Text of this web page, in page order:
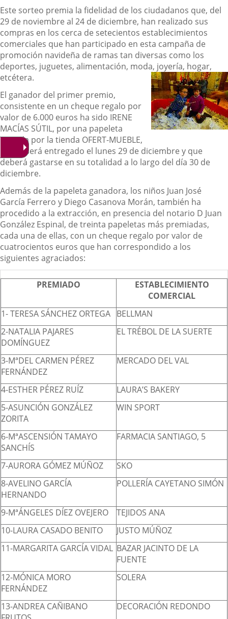
Este sorteo premia la fidelidad de los ciudadanos que, del
29 de noviembre al 24 de diciembre, han realizado sus
compras en los cerca de setecientos establecimientos
comerciales que han participado en esta campaña de
promoción navideña de ramas tan diversas como los
deportes, juguetes, alimentación, moda, joyería, hogar,
etcétera.
El ganador del primer premio,
consistente en un cheque regalo por
valor de 6.000 euros ha sido IRENE
MACÍAS SÚTIL, por una papeleta
emitida por la tienda OFERT-MUEBLE,
que le será entregado el lunes 29 de diciembre y que
deberá gastarse en su totalidad a lo largo del día 30 de
diciembre.
Además de la papeleta ganadora, los niños Juan José
García Ferrero y Diego Casanova Morán, también ha
procedido a la extracción, en presencia del notario D Juan
González Espinal, de treinta papeletas más premiadas,
cada una de ellas, con un cheque regalo por valor de
cuatrocientos euros que han correspondido a los
siguientes agraciados:
PREMIADO
ESTABLECIMIENTO
COMERCIAL
1- TERESA SÁNCHEZ ORTEGA BELLMAN
2-NATALIA PAJARES
DOMÍNGUEZ
EL TRÉBOL DE LA SUERTE
3-MªDEL CARMEN PÉREZ
FERNÁNDEZ
MERCADO DEL VAL
4-ESTHER PÉREZ RUÍZ
LAURA’S BAKERY
5-ASUNCIÓN GONZÁLEZ
ZORITA
WIN SPORT
6-MªASCENSIÓN TAMAYO
SANCHÍS
FARMACIA SANTIAGO, 5
7-AURORA GÓMEZ MÚÑOZ
SKO
8-AVELINO GARCÍA
HERNANDO
POLLERÍA CAYETANO SIMÓN
9-MªÁNGELES DÍEZ OVEJERO
TEJIDOS ANA
10-LAURA CASADO BENITO
JUSTO MÚÑOZ
11-MARGARITA GARCÍA VIDAL BAZAR JACINTO DE LA
FUENTE
12-MÓNICA MORO
FERNÁNDEZ
SOLERA
13-ANDREA CAÑIBANO
DECORACIÓN REDONDO